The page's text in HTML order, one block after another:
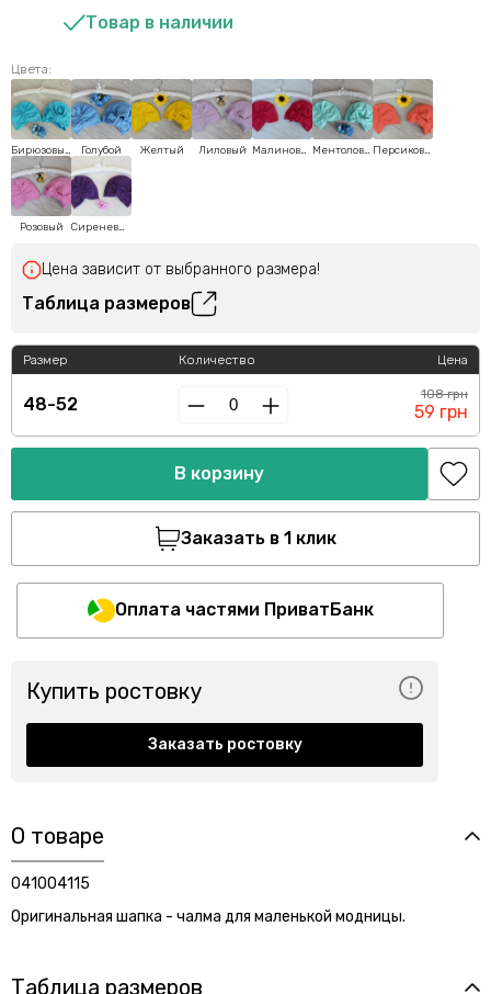
Товар в наличии
Цвета:
Бирюзовый Голубой Желтый Лиловый Малиновый Ментоловый Персиковый
Розовый Сиреневый
Цена зависит от выбранного размера!
Таблица размеров
Размер
48-52
Количество Цена
108 грн
59 грн
В корзину
Заказать в 1 клик
Оплата частями ПриватБанк
Купить ростовку
Заказать ростовку
О товаре
041004115
Оригинальная шапка - чалма для маленькой модницы.
Таблица размеров